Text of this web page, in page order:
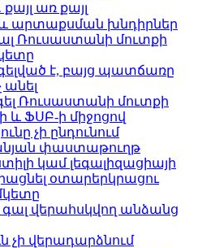
առ քայլ
արտաքսման խնդիրներ
Ռուսաստանի մուտքի
է, բայց պատճառը
անել
Ռուսաստանի մուտքի
և ՖՍԲ-ի միջոցով
չի ընդունում
փաստաթուղթ
կամ լեգալիզացիայի
օտարերկրացու
գալ վերահսկվող անձանց
վերադարձնում